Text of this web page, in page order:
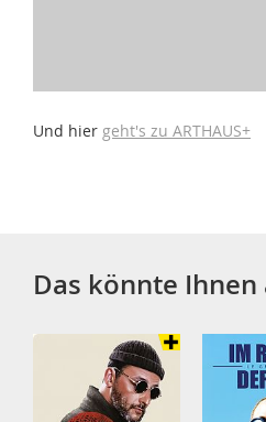
Und hier geht's zu ARTHAUS+
Das könnte